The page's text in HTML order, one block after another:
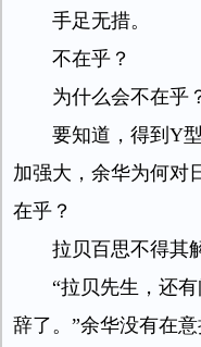
手足无措。
不在乎？
为什么会不在乎
要知道，得到Y
加强大，余华为何对
在乎？
拉贝百思不得其
“拉贝先生，还
辞了。”余华没有在